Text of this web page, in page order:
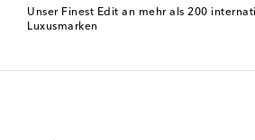
Unser Finest Edit an mehr als 200
Luxusmarken